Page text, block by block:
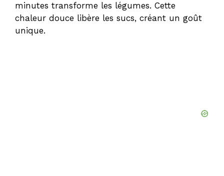
minutes transforme les légumes. Cette
chaleur douce libère les sucs, créant un goût
unique.